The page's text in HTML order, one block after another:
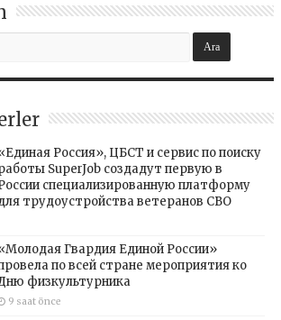
Россия», ЦБСТ и сервис по поиску
SuperJob создадут первую в
специализированную платформу
трудоустройства ветеранов СВО
Гвардия Единой России»
по всей стране мероприятия ко
физкультурника
9 saat önce